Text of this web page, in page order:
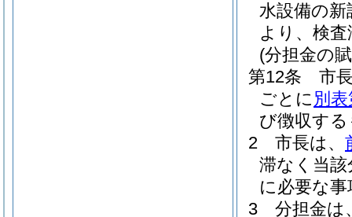
水設備の
より、検
(分担金の
第12条
市
ごとに 別
び徴収す
2
市長は、
滞なく当
に必要な
3
分担金は